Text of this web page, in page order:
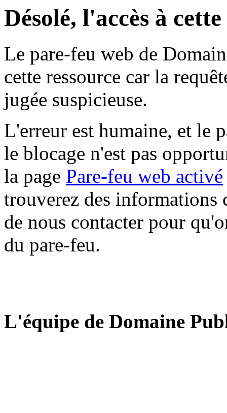
Désolé, l'accès à
Le pare-feu web de
cette ressource car la
jugée suspicieuse.
L'erreur est humaine, et le
le blocage n'est pas
la page Pare-feu web activé
trouverez des informations
de nous contacter pour
du pare-feu.
L'équipe de Domaine